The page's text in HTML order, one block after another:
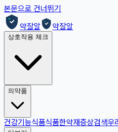
본문으로 건너뛰기
약잘알
약잘알
상호작용 체크
의약품
건강기능식품식품한약재증상검색우